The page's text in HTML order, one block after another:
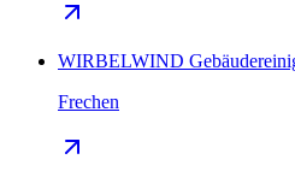
WIRBELWIND
Frechen